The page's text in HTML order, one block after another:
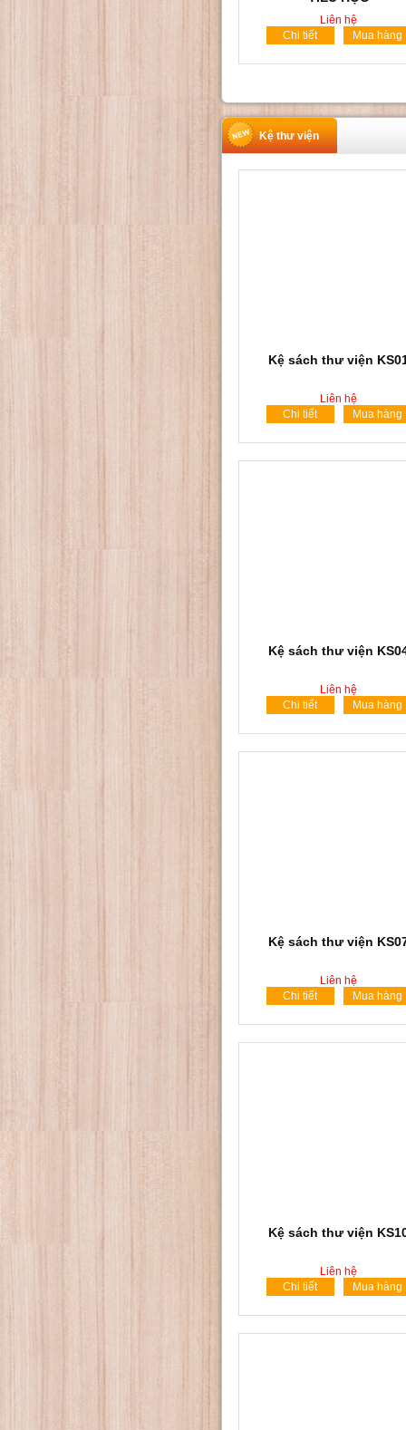
Liên hệ
Chi tiết
Mua hàng
Kệ thư viện
Kệ sách thư viện
Liên hệ
Chi tiết
Mua hàng
Kệ sách thư viện
Liên hệ
Chi tiết
Mua hàng
Kệ sách thư viện
Liên hệ
Chi tiết
Mua hàng
Kệ sách thư viện
Liên hệ
Chi tiết
Mua hàng